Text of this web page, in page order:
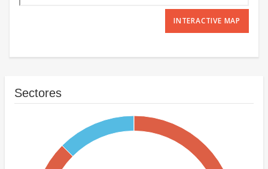
INTERACTIVE MAP
Sectores